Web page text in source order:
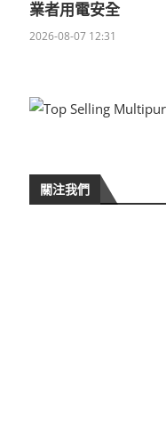
業者用電安全
2026-08-07 12:31
關注我們